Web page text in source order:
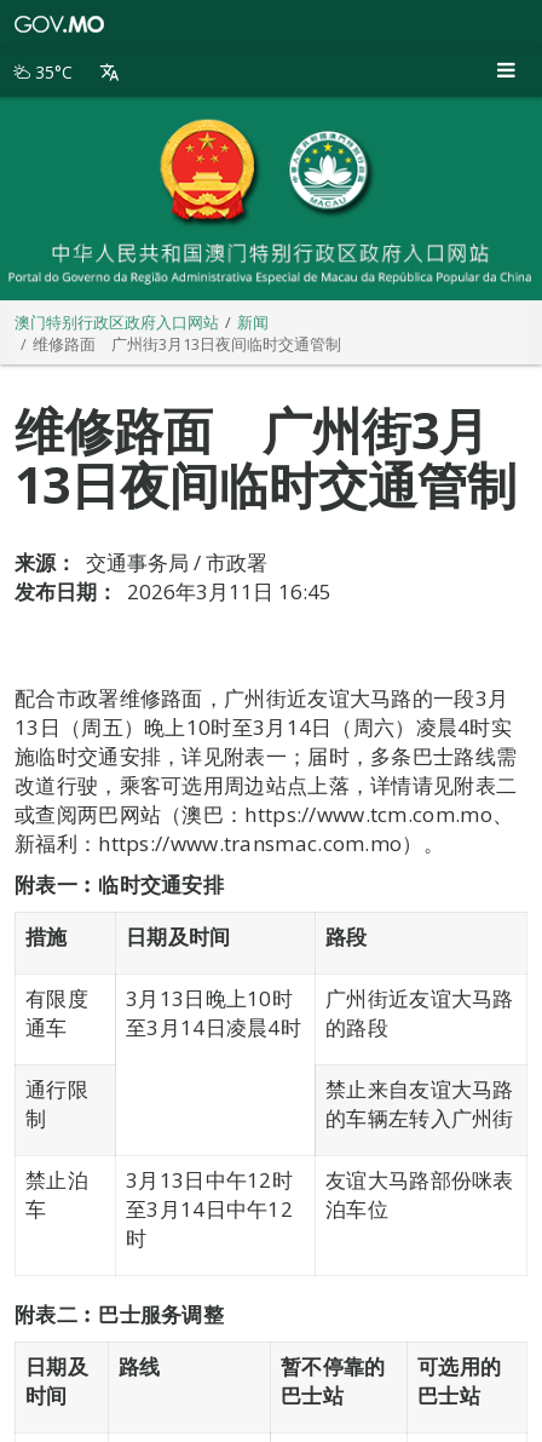
别
35°C
澳门特别行政区政府入口网站
新闻
维修路面 广州街3月13日夜间临时交通管制
维修路面 广州街3月
13日夜间临时交通管制
来源：
交通事务局 / 市政署
发布日期：
2026年3月11日 16:45
配合市政署维修路面，广州街近友谊大马路的一段3月
13日（周五）晚上10时至3月14日（周六）凌晨4时实
施临时交通安排，详见附表一；届时，多条巴士路线需
改道行驶，乘客可选用周边站点上落，详情请见附表二
或查阅两巴网站（澳巴：https://www.tcm.com.mo、
新福利：https://www.transmac.com.mo）。
附表一︰临时交通安排
措施
日期及时间 路段
有限度
通车
3月13日晚上10时
至3月14日凌晨4时
广州街近友谊大马路
的路段
通行限
制
禁止来自友谊大马路
的车辆左转入广州街
禁止泊
车
3月13日中午12时
至3月14日中午12
时
友谊大马路部份咪表
泊车位
附表二︰巴士服务调整
日期及
时间
路线
暂不停靠的
巴士站
可选用的
巴士站